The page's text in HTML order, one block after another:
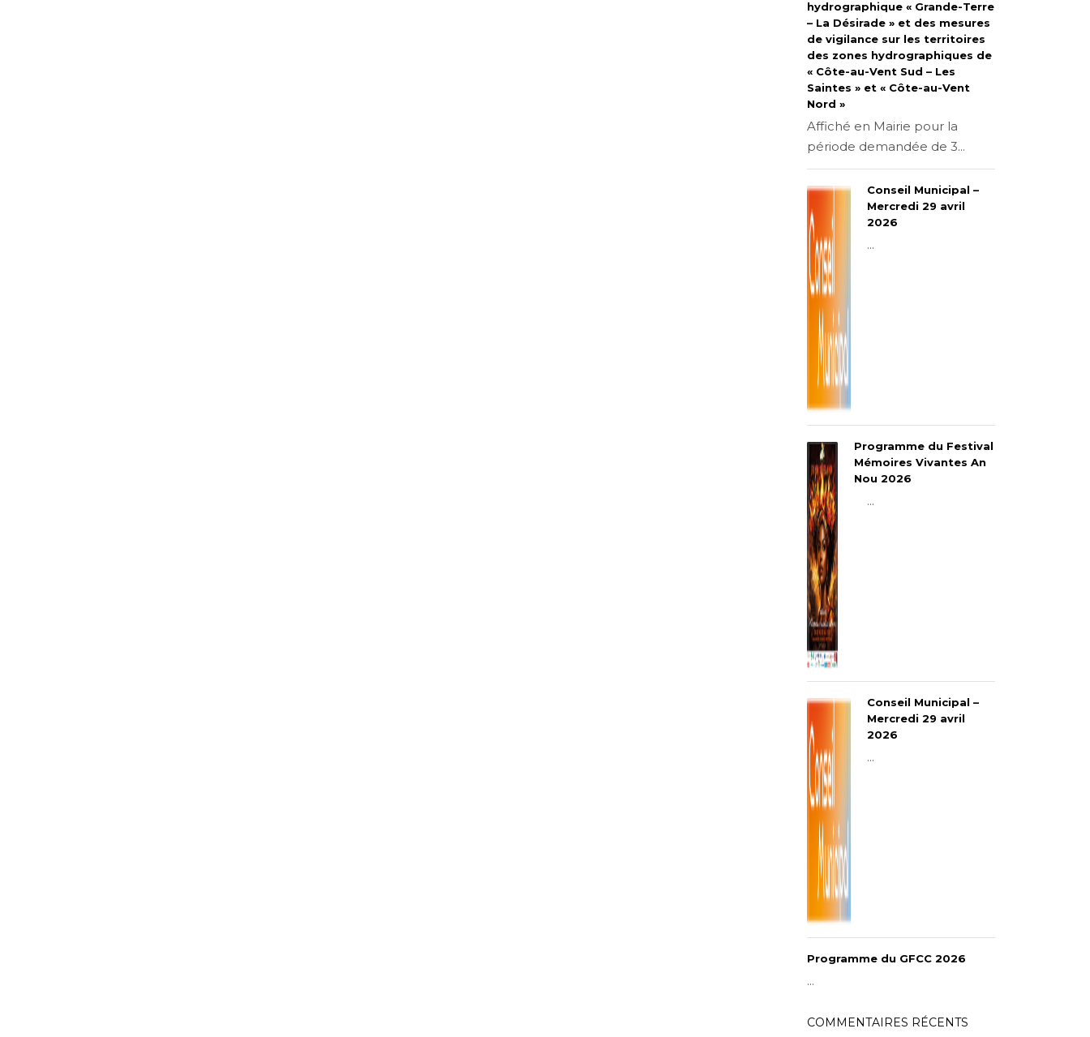
hydrographique « Grande-Terre
– La Désirade » et des mesures
de vigilance sur les territoires
des zones hydrographiques de
« Côte-au-Vent Sud – Les
Saintes » et « Côte-au-Vent
Nord »
Affiché en Mairie pour la
période demandée de 3...
Conseil Municipal –
Mercredi 29 avril
2026
...
Programme du Festival
Mémoires Vivantes An
Nou 2026
...
Conseil Municipal –
Mercredi 29 avril
2026
...
Programme du GFCC 2026
...
COMMENTAIRES RÉCENTS